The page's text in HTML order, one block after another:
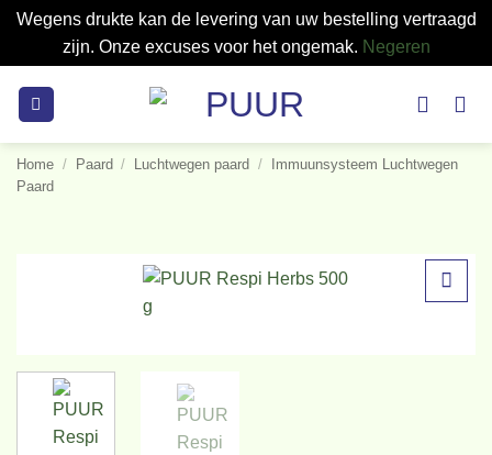
Wegens drukte kan de levering van uw bestelling vertraagd
zijn. Onze excuses voor het ongemak. Negeren
naar
Home / Paard / Luchtwegen paard /
Immuunsysteem Luchtwegen
Paard